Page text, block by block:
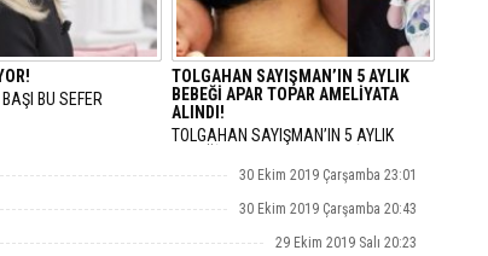
BU SEFER
TOLGAHAN SAYIŞMAN’IN 5 AYLIK
BEBEĞİ APAR TOPAR AMELİYATA
ALINDI!
TOLGAHAN SAYIŞMAN’IN 5 AYLIK
ALINDI!
30 Ekim 2019 Çarşamba 23:01
30 Ekim 2019 Çarşamba 20:43
29 Ekim 2019 Salı 20:23